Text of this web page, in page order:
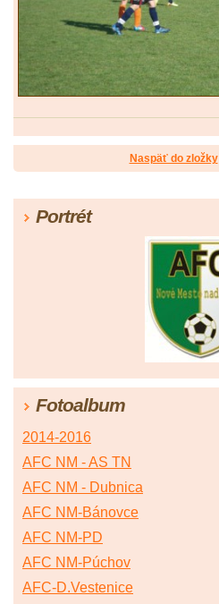
Naspäť do zložky
Portrét
Fotoalbum
2014-2016
AFC NM - AS TN
AFC NM - Dubnica
AFC NM-Bánovce
AFC NM-PD
AFC NM-Púchov
AFC-D.Vestenice